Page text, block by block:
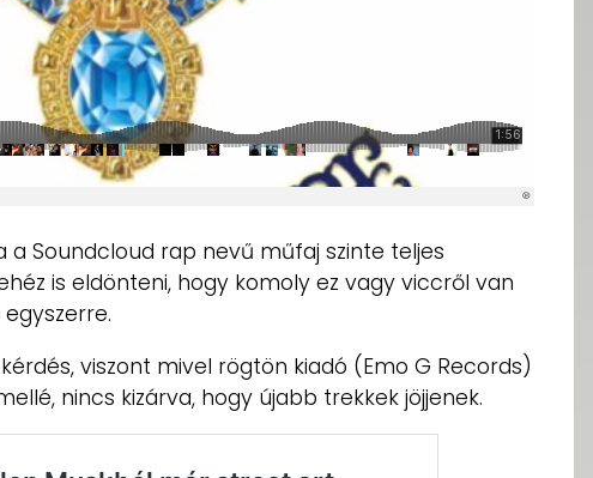
a Soundcloud rap nevű műfaj szinte teljes
is eldönteni, hogy komoly ez vagy viccről van
viszont mivel rögtön kiadó (Emo G Records)
nincs kizárva, hogy újabb trekkek jöjjenek.